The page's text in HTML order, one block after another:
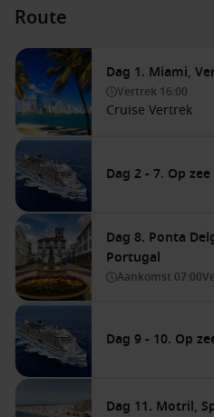
Route
Dag 1. Miami,
Vertrek 16:00
Cruise Vertrek
Dag 2 - 7. Op zee
Dag 8. Ponta
Portugal
Aankomst 07:00
Dag 9 - 10. Op
Dag 11. Motril,